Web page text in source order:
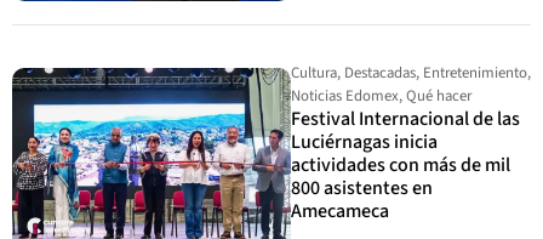
Cultura, Destacadas, Entretenimiento,
Noticias Edomex,Qué hacer
Festival Internacional de las
Luciérnagas inicia
actividades con más de mil
800 asistentes en
Amecameca